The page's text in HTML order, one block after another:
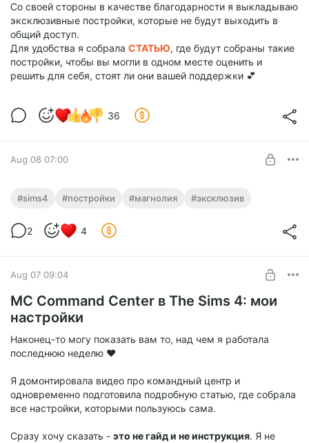
Со своей стороны в качестве благодарности я выкладываю
эксклюзивные постройки, которые не будут выходить в
общий доступ.
Для удобства я собрала СТАТЬЮ, где будут собраны такие
постройки, чтобы вы могли в одном месте оценить и
решить для себя, стоят ли они вашей поддержки 💕
36
Aug 08 07:00
Бизнес-район Рейд 💰
больше скринов можно посмотреть здесь https://vk.ru/wall-
168412689_1779
#sims4 #постройки #магнолия #эксклюзив
2 4
Aug 07 09:04
MC Command Center в The Sims 4: мои
настройки
Наконец-то могу показать вам то, над чем я работала
последнюю неделю ❤️
Я домонтировала видео про командный центр и
одновременно подготовила подробную статью, где собрала
все настройки, которыми пользуюсь сама.
Сразу хочу сказать - это не гайд и не инструкция. Я не